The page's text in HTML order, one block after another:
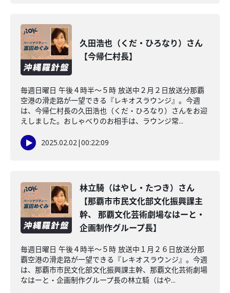
久田浩也（くだ・ひろなり）さん
【今帰仁村長】
毎週日曜日 午後４時半～５時 放送中２月２日放送分那覇
空港の滑走路が一望できる『レキオスラウンジ』。今週
は、今帰仁村長の久田浩也（くだ・ひろなり）さんをお迎
えしました。おしゃべりのお相手は、ラウンジ常...
2025.02.02|00:22:09
林立騎（はやし・たつき）さん
【那覇市市民文化部文化振興課主
幹、 那覇文化芸術劇場なはーと・
企画制作グループ長】
毎週日曜日 午後４時半～５時 放送中１月２６日放送分那
覇空港の滑走路が一望できる『レキオスラウンジ』。今週
は、那覇市市民文化部文化振興課主幹、那覇文化芸術劇場
なはーと・企画制作グループ長の林立騎（はや...